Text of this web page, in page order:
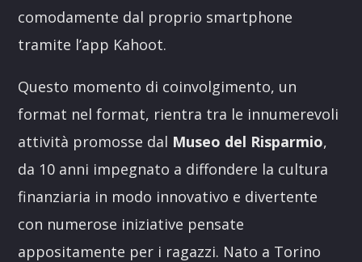
comodamente dal proprio smartphone
tramite l’app Kahoot.
Questo momento di coinvolgimento, un
format nel format, rientra tra le innumerevoli
attività promosse dal Museo del Risparmio,
da 10 anni impegnato a diffondere la cultura
finanziaria in modo innovativo e divertente
con numerose iniziative pensate
appositamente per i ragazzi. Nato a Torino